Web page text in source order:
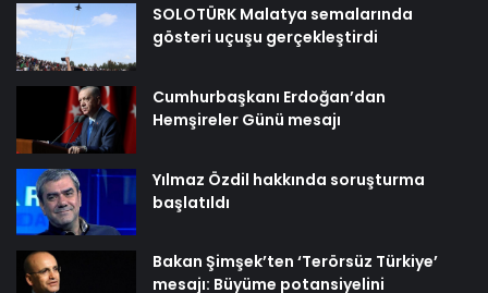
SOLOTÜRK Malatya semalarında
gösteri uçuşu gerçekleştirdi
Cumhurbaşkanı Erdoğan’dan
Hemşireler Günü mesajı
Yılmaz Özdil hakkında soruşturma
başlatıldı
Bakan Şimşek’ten ‘Terörsüz Türkiye’
mesajı: Büyüme potansiyelini